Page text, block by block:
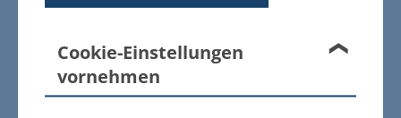
Cookie-Einstellungen
vornehmen
22.09.2015
Bekanntmachung der 15. Satzung zur